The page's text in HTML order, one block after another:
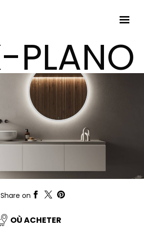
PLANO
Share on
OÙ ACHETER